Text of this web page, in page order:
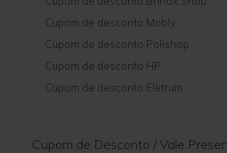
Cupom de desconto Mobly
Cupom de desconto Polishop
Cupom de desconto HP
Cupom de desconto Eletrum
Cupom de Desconto / Vale